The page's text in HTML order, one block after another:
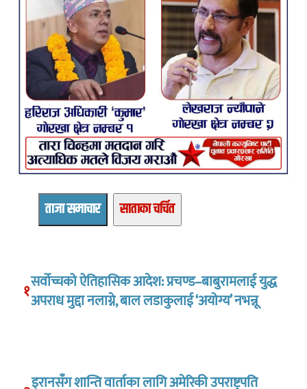
ताजा समाचार साताका चर्चित
१सर्वोच्चको ऐतिहासिक आदेश: प्रचण्ड–बाबुरामलाई युद्ध
अपराध मुद्दा नलाग्ने, बाल लडाकुलाई ‘अयोग्य’ नभन्नू
इरानसँग शान्ति वार्ताका लागि अमेरिकी उपराष्ट्रपति